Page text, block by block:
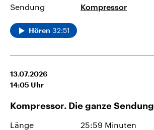
Sendung
Kompressor
Hören 32:51
13.07.2026
14:05 Uhr
Kompressor. Die ganze Sendung
Länge
25:59 Minuten